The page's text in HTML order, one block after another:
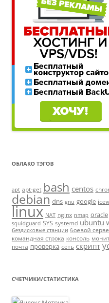
ОБЛАКО ТЭГОВ
apt apt-get bash centos
debian dns gnu google
linux NAT nginx nmap oracle
squidguard SYS systemd ubuntu
бездисковые станции боевой
командная строка консоль
почта проверка сеть скрипт
СЧЕТЧИКИ/СТАТИСТИКА